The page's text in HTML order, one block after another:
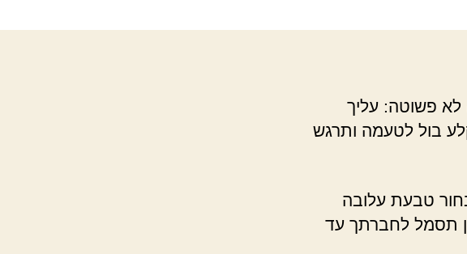
לא פשוטה: עליך
בול לטעמה ותרגש
טבעת עלובה
תסמל לחברתך עד